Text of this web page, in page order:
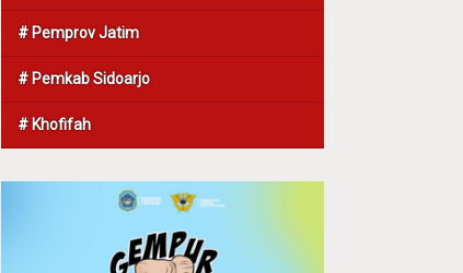
# Pemprov Jatim
# Pemkab Sidoarjo
# Khofifah